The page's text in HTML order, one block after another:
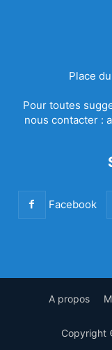
Place
Pour toutes
nous contacter :
Facebook
A propos
Copyright